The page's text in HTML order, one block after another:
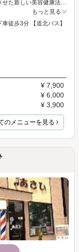
もっと見る
徒歩3分 【道北バス】
¥ 7,900
¥ 6,000
¥ 3,900
のメニューを見る